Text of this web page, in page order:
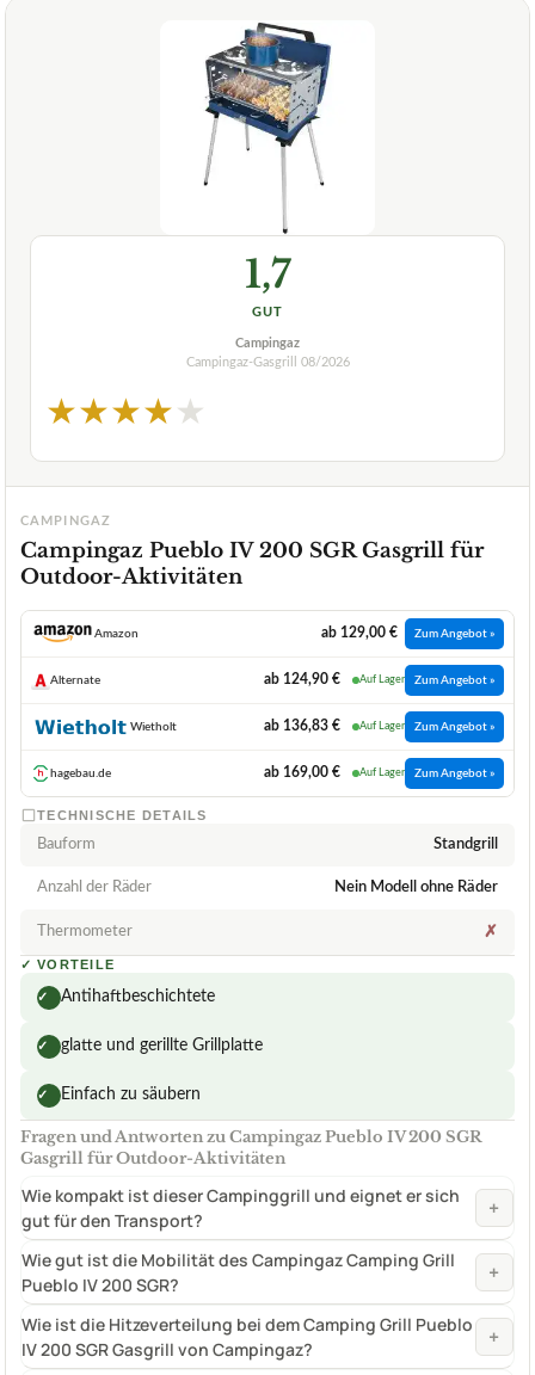
1,7
GUT
Campingaz
Campingaz-Gasgrill
08/2026
★★★★★
CAMPINGAZ
Campingaz Pueblo IV 200 SGR Gasgrill für
Outdoor-Aktivitäten
Amazon ab 129,00 € Zum Angebot »
Alternate ab 124,90 € Auf Lager Zum Angebot »
Wietholt ab 136,83 € Auf Lager Zum Angebot »
hagebau.de ab 169,00 € Auf Lager Zum Angebot »
TECHNISCHE DETAILS
Bauform Standgrill
Anzahl der Räder Nein Modell ohne Räder
Thermometer ✗
✓ VORTEILE
✓ Antihaftbeschichtete
✓ glatte und gerillte Grillplatte
✓ Einfach zu säubern
Fragen und Antworten zu Campingaz Pueblo IV 200 SGR
Gasgrill für Outdoor-Aktivitäten
Wie kompakt ist dieser Campinggrill und eignet er sich
gut für den Transport?
+
Wie gut ist die Mobilität des Campingaz Camping Grill
Pueblo IV 200 SGR?
+
Wie ist die Hitzeverteilung bei dem Camping Grill Pueblo
IV 200 SGR Gasgrill von Campingaz?
+